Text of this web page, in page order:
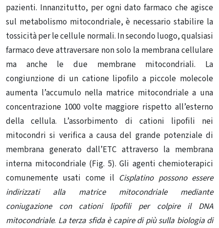
pazienti. Innanzitutto, per ogni dato farmaco che agisce
sul metabolismo mitocondriale, è necessario stabilire la
tossicità per le cellule normali. In secondo luogo, qualsiasi
farmaco deve attraversare non solo la membrana cellulare
ma anche le due membrane mitocondriali. La
congiunzione di un catione lipofilo a piccole molecole
aumenta l’accumulo nella matrice mitocondriale a una
concentrazione 1000 volte maggiore rispetto all’esterno
della cellula. L’assorbimento di cationi lipofili nei
mitocondri si verifica a causa del grande potenziale di
membrana generato dall’ETC attraverso la membrana
interna mitocondriale (Fig. 5). Gli agenti chemioterapici
comunemente usati come il Cisplatino possono essere
indirizzati alla matrice mitocondriale mediante
coniugazione con cationi lipofili per colpire il DNA
mitocondriale. La terza sfida è capire di più sulla biologia di